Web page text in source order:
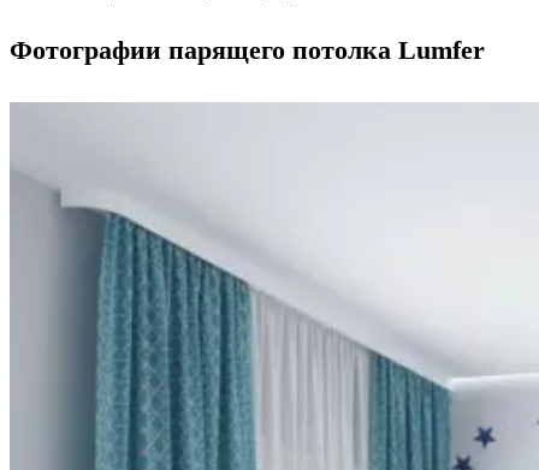
Фотографии парящего потолка Lumfer